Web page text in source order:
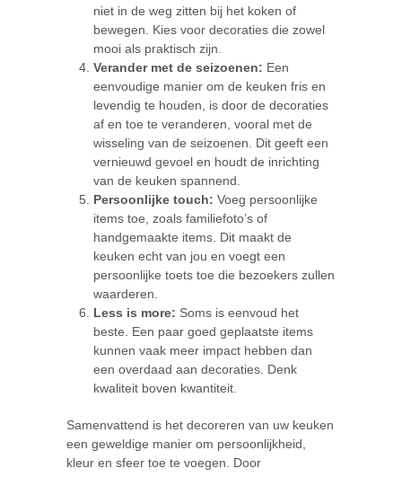
niet in de weg zitten bij het koken of
bewegen. Kies voor decoraties die zowel
mooi als praktisch zijn.
Verander met de seizoenen: Een
eenvoudige manier om de keuken fris en
levendig te houden, is door de decoraties
af en toe te veranderen, vooral met de
wisseling van de seizoenen. Dit geeft een
vernieuwd gevoel en houdt de inrichting
van de keuken spannend.
Persoonlijke touch: Voeg persoonlijke
items toe, zoals familiefoto’s of
handgemaakte items. Dit maakt de
keuken echt van jou en voegt een
persoonlijke toets toe die bezoekers zullen
waarderen.
Less is more: Soms is eenvoud het
beste. Een paar goed geplaatste items
kunnen vaak meer impact hebben dan
een overdaad aan decoraties. Denk
kwaliteit boven kwantiteit.
Samenvattend is het decoreren van uw keuken
een geweldige manier om persoonlijkheid,
kleur en sfeer toe te voegen. Door